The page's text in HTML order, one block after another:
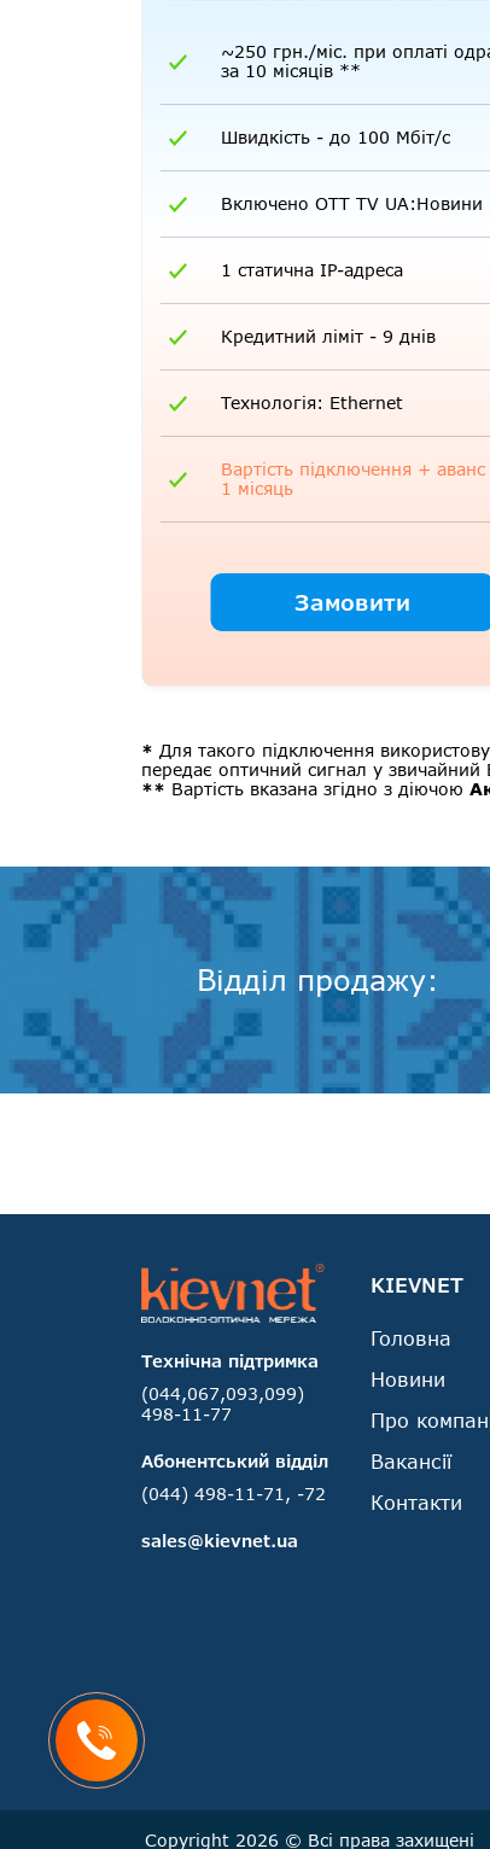
~250 грн./міс. при оплаті
за 10 місяців **
Швидкість - до 100 Мбіт/с
Включено OTT TV UA:Новини
1 статична IP-адреса
Кредитний ліміт - 9 днів
Технологія: Ethernet
Вартість підключення + аванс
1 місяць
Замовити
* Для такого підключення
передає оптичний сигнал у
** Вартість вказана згідно з діючою
Відділ продажу
Технічна підтримка
(044,067,093,099)
498-11-77
Абонентський відділ
(044) 498-11-71, -72
sales@kievnet.ua
KIEVNET
Головна
Новини
Про
Вакансії
Контакти
Copyright 2026 © Всі права захищені